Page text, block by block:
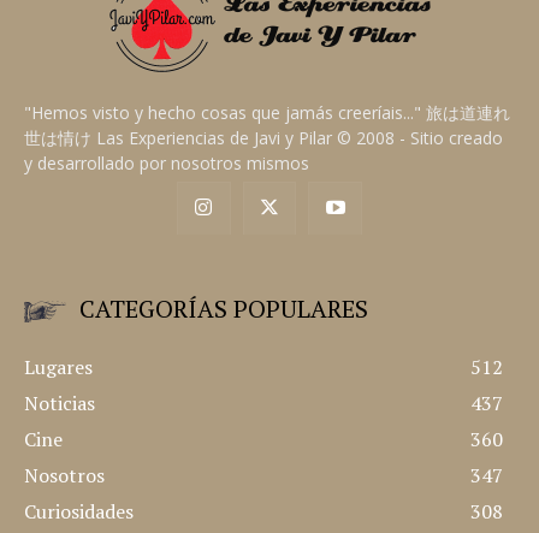
"Hemos visto y hecho cosas que jamás creeríais..." 旅は道連れ
世は情け Las Experiencias de Javi y Pilar © 2008 - Sitio creado
y desarrollado por nosotros mismos
CATEGORÍAS POPULARES
Lugares
512
Noticias
437
Cine
360
Nosotros
347
Curiosidades
308